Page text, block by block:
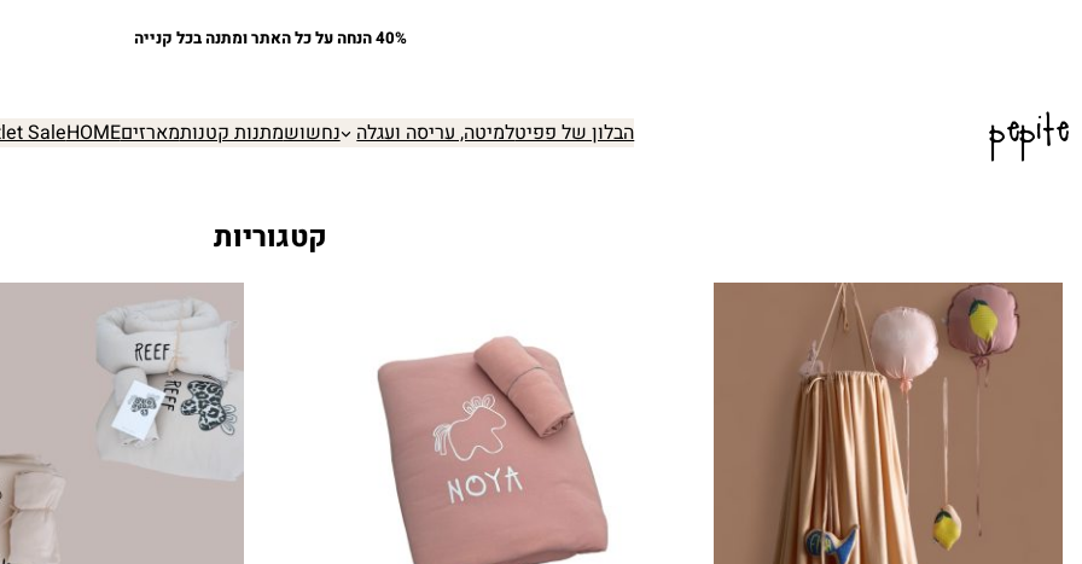
40% הנחה על כל האתר ומתנה בכל קנייה
pepite הבלון של פפיטלמיטה, עריסה ועגלה נחשושמתנות קטנותמארזיםHOME
Sale
קטגוריות